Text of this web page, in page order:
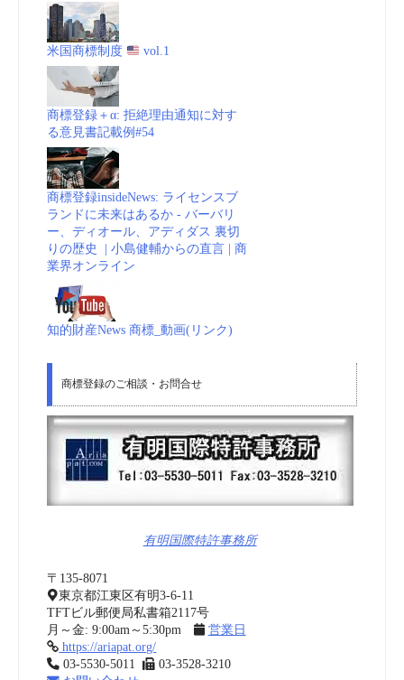
米国商標制度 vol.1
商標登録＋α: 拒絶理由通知に対す
る意見書記載例#54
商標登録insideNews: ライセンスブ
ランドに未来はあるか - バーバリ
ー、ディオール、アディダス 裏切
りの歴史 | 小島健輔からの直言 | 商
業界オンライン
知的財産News 商標_動画(リンク)
商標登録のご相談・お問合せ
有明国際特許事務所
〒135-8071
東京都江東区有明3-6-11
TFTビル郵便局私書箱2117号
月～金: 9:00am～5:30pm
営業日
https://ariapat.org/
03-5530-5011
03-3528-3210